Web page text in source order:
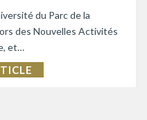
du Parc de la
des Nouvelles Activités
et…